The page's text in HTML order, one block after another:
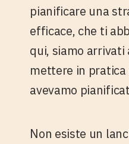
pianificare una
efficace, che ti
qui, siamo arrivati
mettere in
avevamo
Non esiste un